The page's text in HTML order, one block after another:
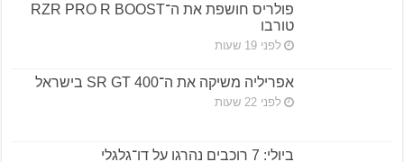
פולריס חושפת את ה־RZR PRO R BOOST
טורבו
לפני 19 שעות
אפריליה משיקה את ה־SR GT 400 בישראל
לפני 22 שעות
ביולי: 7 רוכבים נהרגו על דו־גלגלי